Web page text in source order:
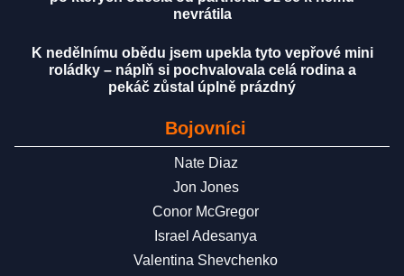
nevrátila
K nedělnímu obědu jsem upekla tyto vepřové mini
roládky – náplň si pochvalovala celá rodina a
pekáč zůstal úplně prázdný
Bojovníci
Nate Diaz
Jon Jones
Conor McGregor
Israel Adesanya
Valentina Shevchenko